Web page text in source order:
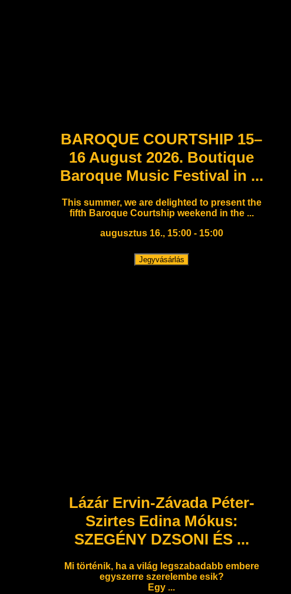
BAROQUE COURTSHIP 15–
16 August 2026. Boutique
Baroque Music Festival in ...
This summer, we are delighted to present the
fifth Baroque Courtship weekend in the ...
augusztus 16., 15:00 - 15:00
Jegyvásárlás
Lázár Ervin-Závada Péter-
Szirtes Edina Mókus:
SZEGÉNY DZSONI ÉS ...
Mi történik, ha a világ legszabadabb embere
egyszerre szerelembe esik?
Egy ...